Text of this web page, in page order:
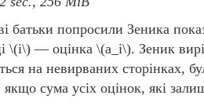
батьки попросили Зеника
\(i\) — оцінка \(a_i\). Зеник
на невирваних сторінках,
якщо сума усіх оцінок, які